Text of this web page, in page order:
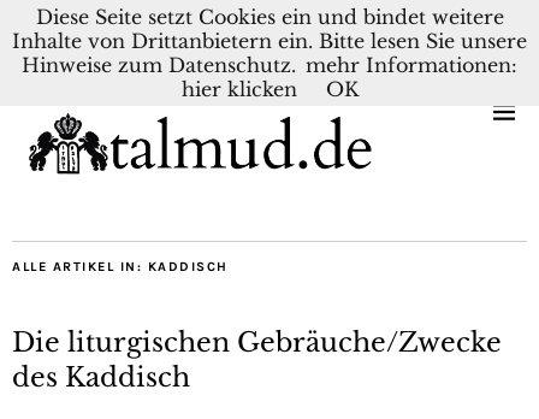
KONTAKT BLOG DEUTSCH NEDERLANDS
ALLE ARTIKEL IN: KADDISCH
Die liturgischen Gebräuche/Zwecke
des Kaddisch
Diese Seite setzt Cookies ein und bindet weitere
Inhalte von Drittanbietern ein. Bitte lesen Sie unsere
Hinweise zum Datenschutz. mehr Informationen:
hier klicken
OK